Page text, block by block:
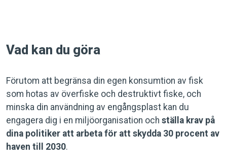
Vad kan du göra
Förutom att begränsa din egen konsumtion av fisk
som hotas av överfiske och destruktivt fiske, och
minska din användning av engångsplast kan du
engagera dig i en miljöorganisation och ställa krav på
dina politiker att arbeta för att skydda 30 procent av
haven till 2030.